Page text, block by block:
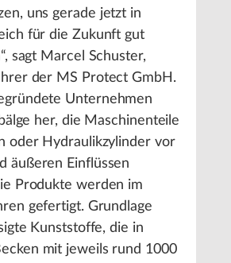
uns gerade jetzt in
für die Zukunft gut
sagt Marcel Schuster,
der MS Protect GmbH.
Unternehmen
her, die Maschinenteile
oder Hydraulikzylinder vor
äußeren Einflüssen
Produkte werden im
gefertigt. Grundlage
Kunststoffe, die in
mit jeweils rund 1000